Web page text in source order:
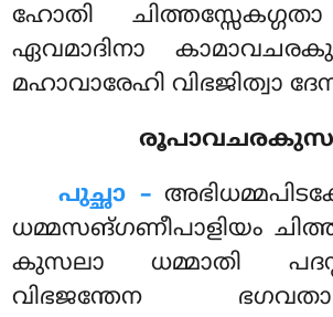
ഹോതി ചിത്തസ്സേകഗ്ഗതാ
ഏവമാദിനാ
മഹാവാരേഹി വിഭജിത്വാ
പുച്ഛാ –
ധമ്മസങ്ഗണീപാളിയം
കുസലാ ധമ്മാതി
വിഭജന്തേന